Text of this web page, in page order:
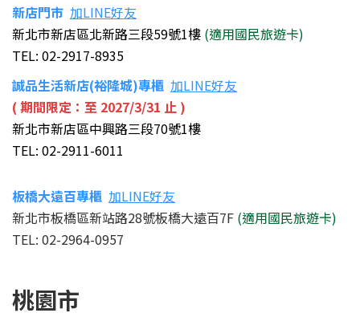
新店門市 加LINE好友
新北市新店區北新路三段59號1樓 (適用國民旅遊卡)
TEL: 02-2917-8935
誠品生活新店(裕隆城)專櫃 加LINE好友
( 期間限定：至 2027/3/31 止 )
新北市新店區中興路三段70號1樓
TEL: 02-2911-6011
板橋大遠百專櫃 加LINE好友
新北市板橋區新站路28號板橋大遠百7F (適用國民旅遊卡)
TEL: 02-2964-0957
桃園市